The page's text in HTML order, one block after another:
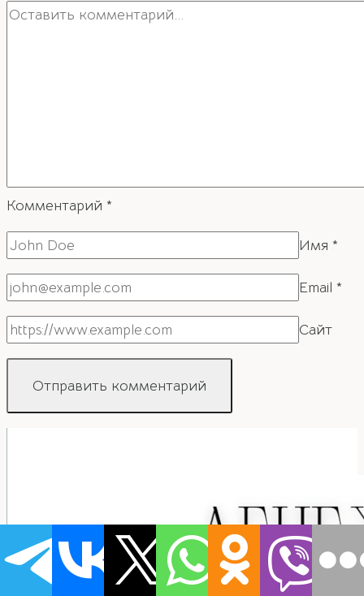
Комментарий *
Имя *
Email *
Сайт